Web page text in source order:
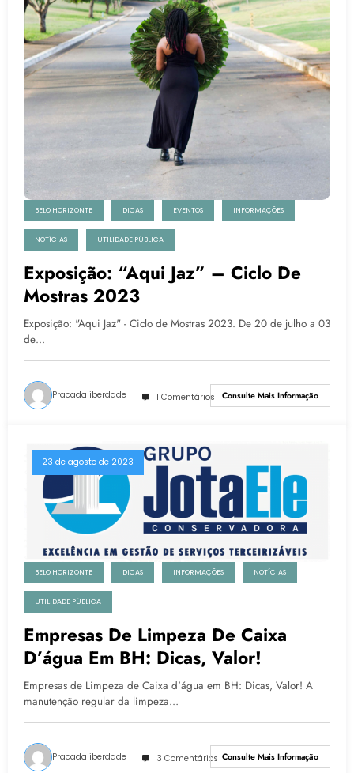
BELO HORIZONTE DICAS EVENTOS INFORMAÇÕES
NOTÍCIAS UTILIDADE PÚBLICA
Exposição: “Aqui Jaz” – Ciclo De
Mostras 2023
Exposição: "Aqui Jaz" - Ciclo de Mostras 2023. De 20 de julho a 03
de…
Pracadaliberdade 1 Comentários Consulte Mais Informação
23 de agosto de 2023
BELO HORIZONTE DICAS INFORMAÇÕES NOTÍCIAS
UTILIDADE PÚBLICA
Empresas De Limpeza De Caixa
D’água Em BH: Dicas, Valor!
Empresas de Limpeza de Caixa d'água em BH: Dicas, Valor! A
manutenção regular da limpeza…
Pracadaliberdade 3 Comentários Consulte Mais Informação